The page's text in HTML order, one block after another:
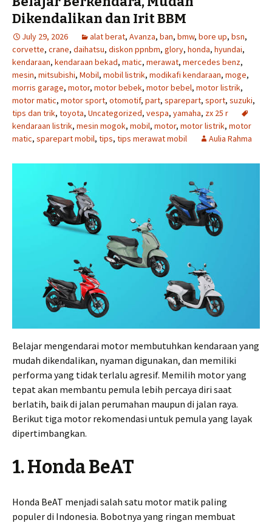
Dikendalikan dan Irit BBM
July 29, 2026 alat berat, Avanza, ban, bmw, bore up, bsn,
corvette, crane, daihatsu, diskon ppnbm, glory, honda, hyundai,
kendaraan, kendaraan bekad, matic, merawat, mercedes benz,
mesin, mitsubishi, Mobil, mobil listrik, modikafi kendaraan, moge,
morris garage, motor, motor bebek, motor bebel, motor listrik,
motor matic, motor sport, otomotif, part, sparepart, sport, suzuki,
tips dan trik, toyota, Uncategorized, vespa, yamaha, zx 25 r
kendaraan listrik, mesin mogok, mobil, motor, motor listrik, motor
matic, sparepart mobil, tips, tips merawat mobil Aulia Rahma
Belajar mengendarai motor membutuhkan kendaraan yang
mudah dikendalikan, nyaman digunakan, dan memiliki
performa yang tidak terlalu agresif. Memilih motor yang
tepat akan membantu pemula lebih percaya diri saat
berlatih, baik di jalan perumahan maupun di jalan raya.
Berikut tiga motor rekomendasi untuk pemula yang layak
dipertimbangkan.
1. Honda BeAT
Honda BeAT menjadi salah satu motor matik paling
populer di Indonesia. Bobotnya yang ringan membuat